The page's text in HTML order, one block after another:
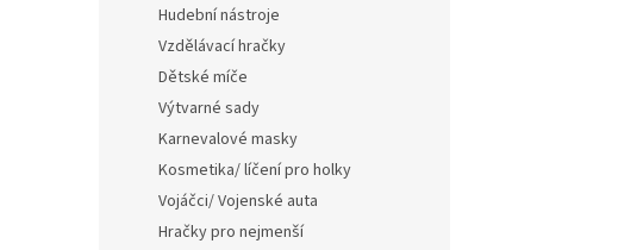
Hudební nástroje
Vzdělávací hračky
Dětské míče
Výtvarné sady
Karnevalové masky
Kosmetika/ líčení pro holky
Vojáčci/ Vojenské auta
Hračky pro nejmenší